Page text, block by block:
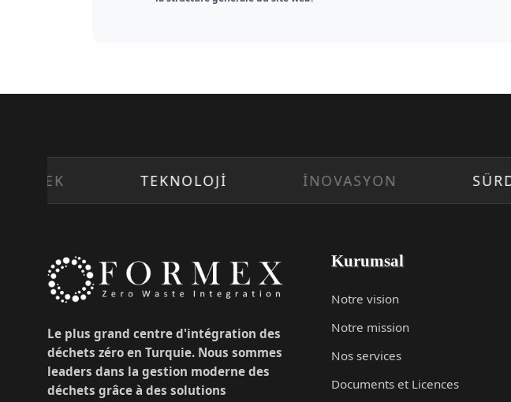
TEKNOLOJİ İNOVASYON
Le plus grand centre d'intégration des
déchets zéro en Turquie. Nous sommes
leaders dans la gestion moderne des
déchets grâce à des solutions
Kurumsal
Notre vision
Notre mission
Nos services
Documents et Licences